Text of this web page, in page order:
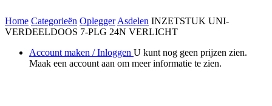
Home Categorieën OpleggerAsdelen INZETSTUK UNI-
VERDEELDOOS 7-PLG 24N VERLICHT
Account maken / Inloggen U kunt nog geen prijzen zien.
Maak een account aan om meer informatie te zien.